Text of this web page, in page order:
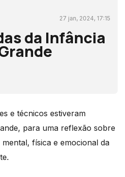
27 jan, 2024, 17:15
da Infância
e técnicos estiveram
para uma reflexão sobre
física e emocional da